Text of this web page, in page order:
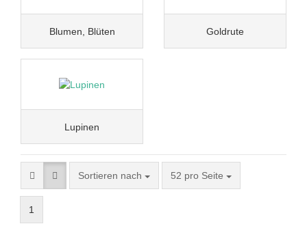
Blumen, Blüten Goldrute
Lupinen
Sortieren nach 52 pro Seite
1